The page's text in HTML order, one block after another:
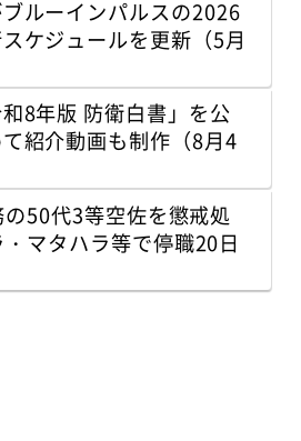
ルーインパルスの2026
ケジュールを更新（5月
8年版 防衛白書」を公
紹介動画も制作（8月4
50代3等空佐を懲戒処
マタハラ等で停職20日